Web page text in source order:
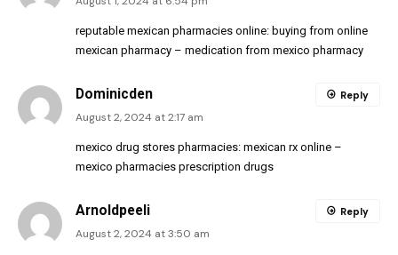
reputable mexican pharmacies online: buying from online
mexican pharmacy – medication from mexico pharmacy
Dominicden
August 2, 2024 at 2:17 am
mexico drug stores pharmacies: mexican rx online –
mexico pharmacies prescription drugs
Reply
Arnoldpeeli
August 2, 2024 at 3:50 am
Reply